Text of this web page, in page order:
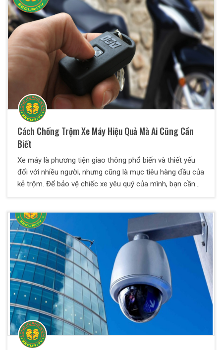
Cách Chống Trộm Xe Máy Hiệu Quả Mà Ai Cũng Cần
Biết
Xe máy là phương tiện giao thông phổ biến và thiết yếu
đối với nhiều người, nhưng cũng là mục tiêu hàng đầu của
kẻ trộm. Để bảo vệ chiếc xe yêu quý của mình, bạn cần
máy.